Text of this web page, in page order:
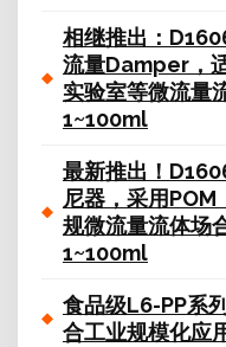
相继推出：
流量Damper，
实验室等微流量
1~100ml
最新推出！
尼器，采用POM
规微流量流体场
1~100ml
食品级L6-PP系
合工业规模化应